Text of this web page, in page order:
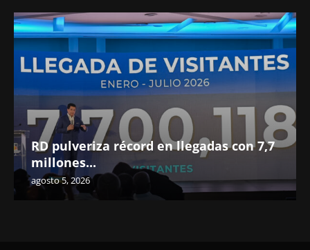
RD pulveriza récord en llegadas con 7,7
millones...
agosto 5, 2026